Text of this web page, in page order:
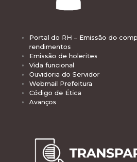
Portal do RH – Emissão do
rendimentos
Emissão de holerites
Vida funcional
Ouvidoria do Servidor
Webmail Prefeitura
Código de Ética
Avanços